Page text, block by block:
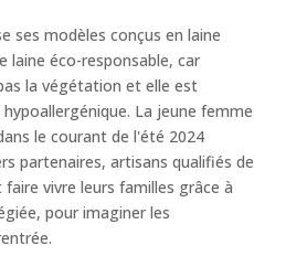
ses modèles conçus en laine
laine éco-responsable, car
la végétation et elle est
La jeune femme
le courant de l'été 2024
partenaires, artisans qualifiés de
vivre leurs familles grâce à
pour imaginer les